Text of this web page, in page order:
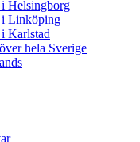
Helsingborg
Linköping
Karlstad
hela Sverige